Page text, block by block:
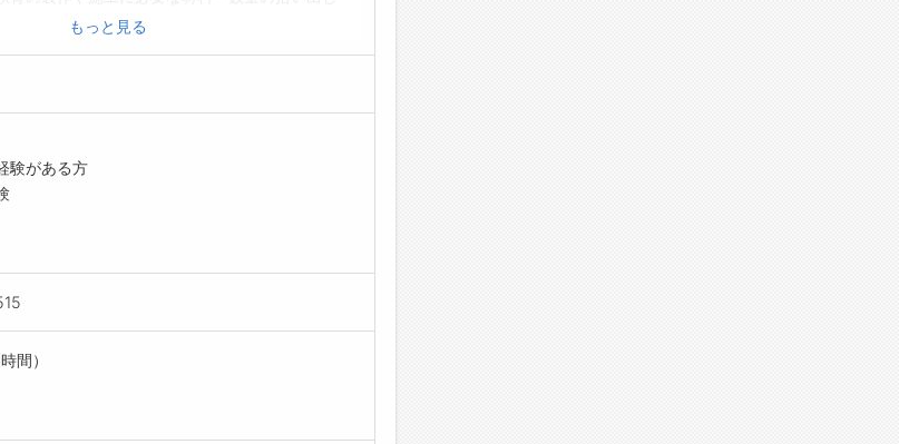
行います。
せを通して専用CADを使用して設計していきま
主とした地域密着型の工事から全国規模のビッグ
く参画しているため、地域の発展に貢献すること
表する建設に携わりたいという想いを叶えること
】
ますので、何事にも臆さずチャレンジしてみてく
鉄骨、橋梁、杭、土木、外装ｅｔｃの事業を行っ
もっと見る
験がある方
間）